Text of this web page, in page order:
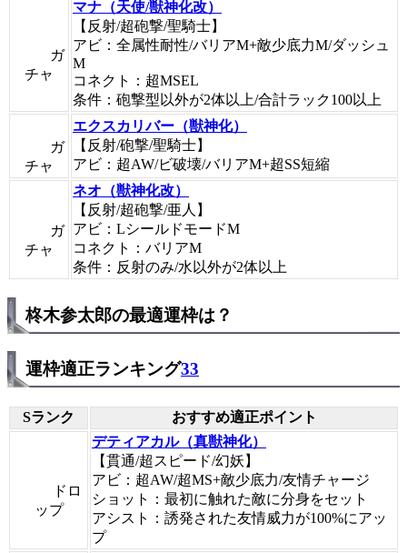
ガ
チャ
マナ（天使/獣神化改）
【反射/超砲撃/聖騎士】
アビ：全属性耐性/バリアM+敵少底力M/ダッシュ
M
コネクト：超MSEL
条件：砲撃型以外が2体以上/合計ラック100以上
ガ
チャ
エクスカリバー（獣神化）
【反射/砲撃/聖騎士】
アビ：超AW/ビ破壊/バリアM+超SS短縮
ガ
チャ
ネオ（獣神化改）
【反射/超砲撃/亜人】
アビ：LシールドモードM
コネクト：バリアM
条件：反射のみ/水以外が2体以上
柊木参太郎の最適運枠は？
運枠適正ランキング33
Sランク おすすめ適正ポイント
ドロ
ップ
デティアカル（真獣神化）
【貫通/超スピード/幻妖】
アビ：超AW/超MS+敵少底力/友情チャージ
ショット：最初に触れた敵に分身をセット
アシスト：誘発された友情威力が100%にアッ
プ